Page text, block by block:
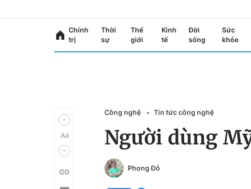
Chính
trị
Thời
sự
Thế
giới
Kinh
tế
Đời
sống
Sức
khỏe
Công nghệ Tin tức công nghệ
Người dùng
Phong Đỗ